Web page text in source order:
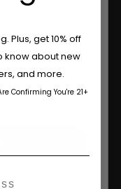
Over?
is reserved for
& Conditions.
Plus, get 10% off
know about new
and more.
Confirming You're 21+